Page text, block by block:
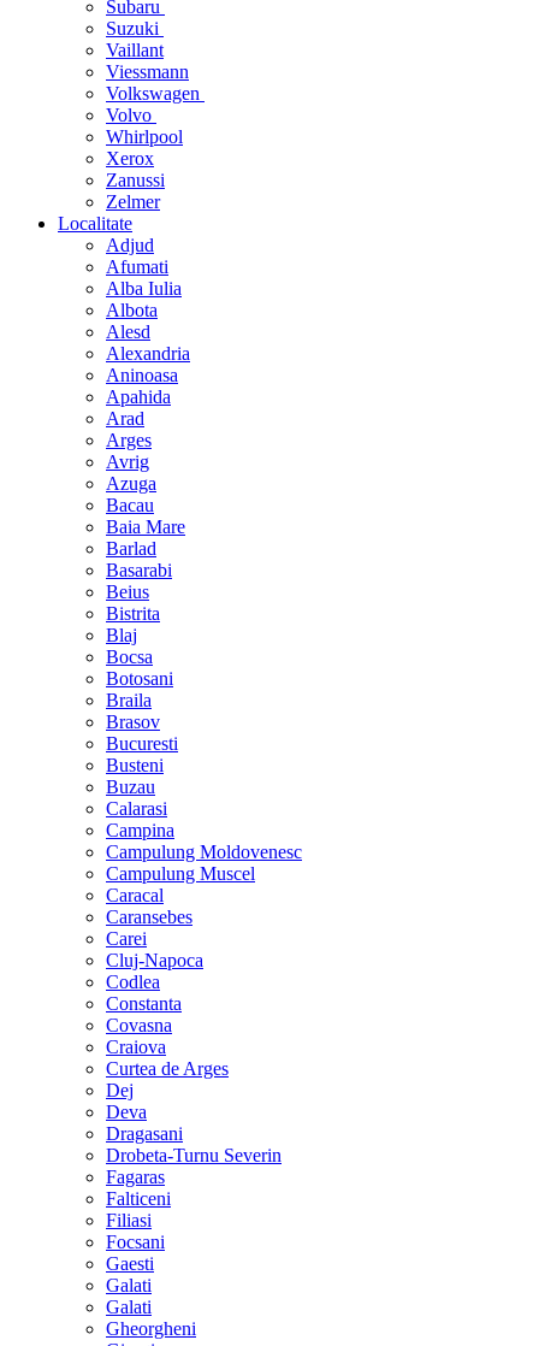
Subaru
Suzuki
Vaillant
Viessmann
Volkswagen
Volvo
Whirlpool
Xerox
Zanussi
Zelmer
Localitate
Adjud
Afumati
Alba Iulia
Albota
Alesd
Alexandria
Aninoasa
Apahida
Arad
Arges
Avrig
Azuga
Bacau
Baia Mare
Barlad
Basarabi
Beius
Bistrita
Blaj
Bocsa
Botosani
Braila
Brasov
Bucuresti
Busteni
Buzau
Calarasi
Campina
Campulung Moldovenesc
Campulung Muscel
Caracal
Caransebes
Carei
Cluj-Napoca
Codlea
Constanta
Covasna
Craiova
Curtea de Arges
Dej
Deva
Dragasani
Drobeta-Turnu Severin
Fagaras
Falticeni
Filiasi
Focsani
Gaesti
Galati
Galati
Gheorgheni